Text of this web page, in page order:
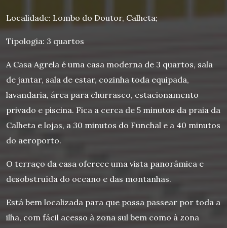
Localidade: Lombo do Doutor, Calheta;
Tipologia: 3 quartos
A Casa Agrela é uma casa moderna de 3 quartos, sala
de jantar, sala de estar, cozinha toda equipada,
lavandaria, área para churrasco, estacionamento
privado e piscina. Fica a cerca de 5 minutos da praia da
Calheta e lojas, a 30 minutos do Funchal e a 40 minutos
do aeroporto.
O terraço da casa oferece uma vista panorâmica e
desobstruída do oceano e das montanhas.
Está bem localizada para que possa passear por toda a
ilha, com fácil acesso à zona sul bem como à zona